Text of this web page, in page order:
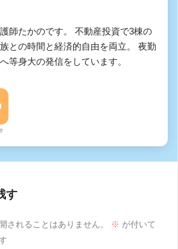
師たかのです。 不動産投資で3棟の
との時間と経済的自由を両立。 夜勤
等身大の発信をしています。
す
されることはありません。 ※ が付いて